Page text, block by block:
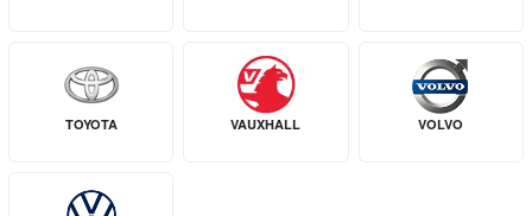
TOYOTA VAUXHALL VOLVO